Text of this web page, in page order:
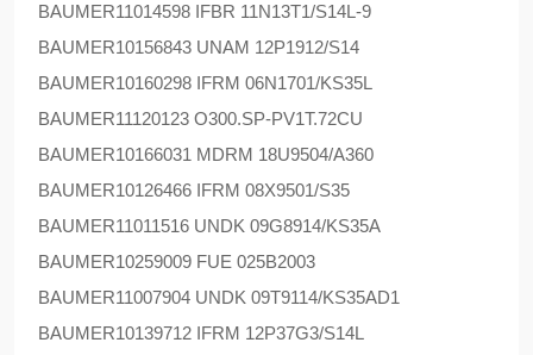
BAUMER11014598 IFBR 11N13T1/S14L-9
BAUMER10156843 UNAM 12P1912/S14
BAUMER10160298 IFRM 06N1701/KS35L
BAUMER11120123 O300.SP-PV1T.72CU
BAUMER10166031 MDRM 18U9504/A360
BAUMER10126466 IFRM 08X9501/S35
BAUMER11011516 UNDK 09G8914/KS35A
BAUMER10259009 FUE 025B2003
BAUMER11007904 UNDK 09T9114/KS35AD1
BAUMER10139712 IFRM 12P37G3/S14L